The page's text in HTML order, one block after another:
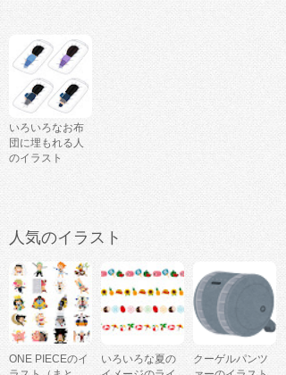
いろいろなお布
団に埋もれる人
のイラスト
人気のイラスト
ONE PIECEのイ
いろいろな夏の
クーゲルパンツ